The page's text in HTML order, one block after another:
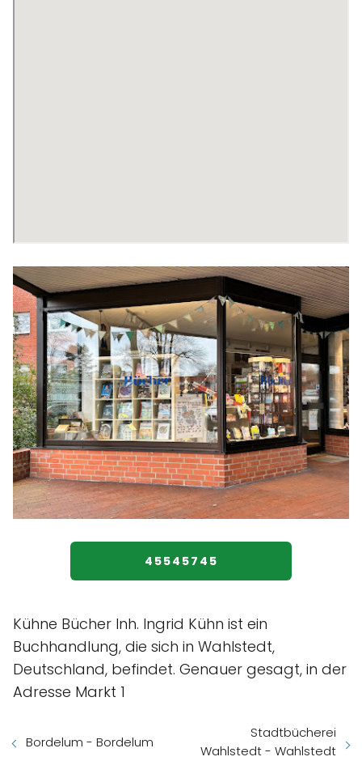
45545745
Kühne Bücher Inh. Ingrid Kühn ist ein
Buchhandlung, die sich in Wahlstedt,
Deutschland, befindet. Genauer gesagt, in der
Adresse Markt 1
Bordelum - Bordelum
Stadtbücherei
Wahlstedt - Wahlstedt